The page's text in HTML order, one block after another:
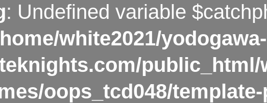
: Undefined variable
white2021/yodogawa-
public_html/
oops_tcd048/